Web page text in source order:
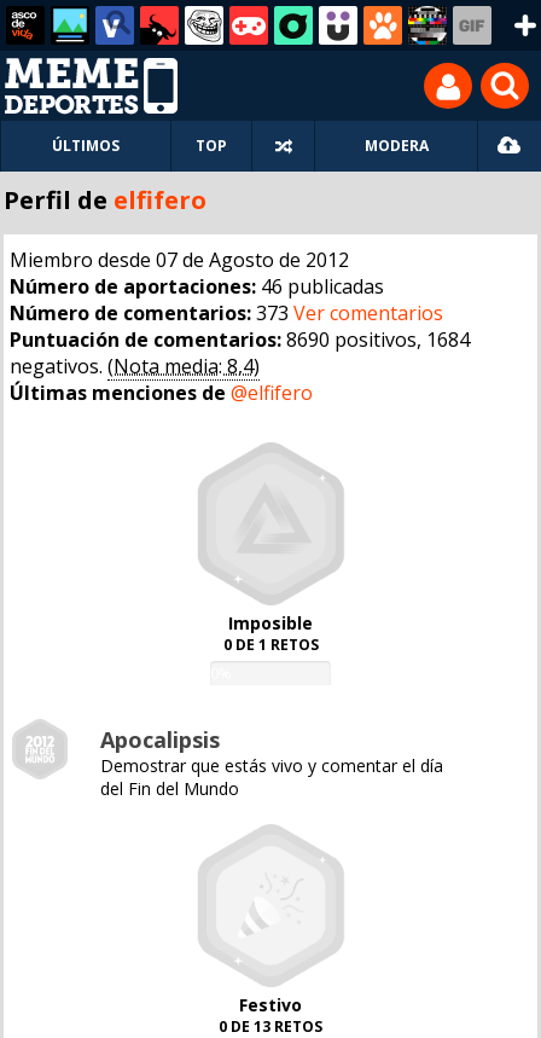
ÚLTIMOS TOP MODERA
Perfil de elfifero
Miembro desde 07 de Agosto de 2012
Número de aportaciones: 46 publicadas
Número de comentarios:373 Ver comentarios
Puntuación de comentarios:8690 positivos, 1684
negativos. (Nota media: 8,4)
Últimas menciones de @elfifero
Imposible
0 DE 1 RETOS
Apocalipsis
Demostrar que estás vivo y comentar el día
del Fin del Mundo
Festivo
0 DE 13 RETOS